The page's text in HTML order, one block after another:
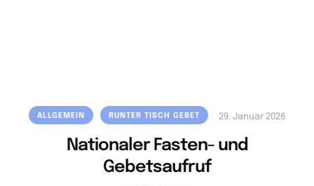
ALLGEMEIN RUNTER TISCH GEBET 29. Januar 2026
Nationaler Fasten- und
Gebetsaufruf